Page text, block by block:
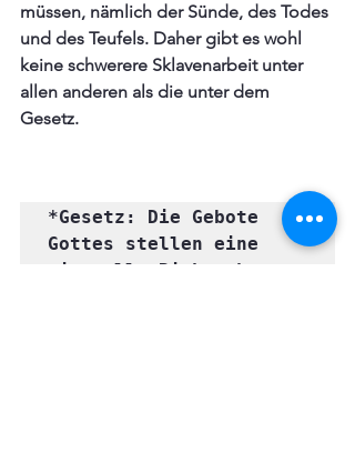
müssen, nämlich der Sünde, des Todes
und des Teufels. Daher gibt es wohl
keine schwerere Sklavenarbeit unter
allen anderen als die unter dem
Gesetz.
*Gesetz: Die Gebote
Gottes stellen eine
sinnvolle Richtschnur